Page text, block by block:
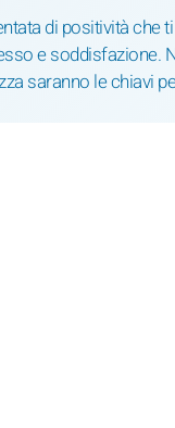
di positività che
e soddisfazione.
saranno le chiavi